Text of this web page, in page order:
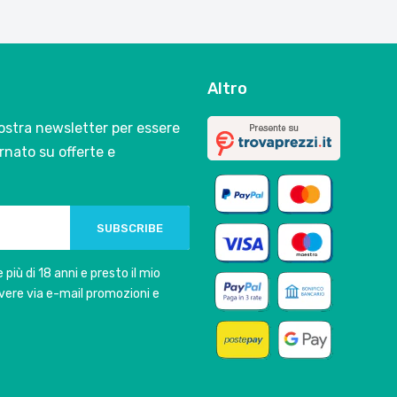
newsletter per essere
su offerte e
SUBSCRIBE
più di 18 anni e presto il mio
via e-mail promozioni e
Altro